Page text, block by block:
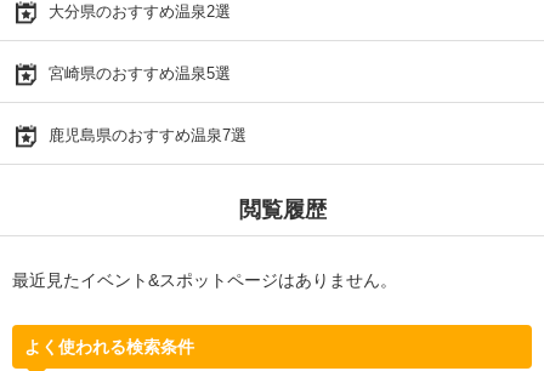
大分県のおすすめ温泉2選
宮崎県のおすすめ温泉5選
鹿児島県のおすすめ温泉7選
閲覧履歴
最近見たイベント&スポットページはありません。
よく使われる検索条件